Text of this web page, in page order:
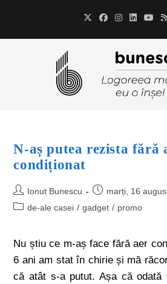
N-aș putea rezista fără
condiționat
Ionut Bunescu
marți, 16
de-ale casei / gadget / promo
Nu știu ce m-aș face fără aer
6 ani am stat în chirie și mă
că atât s-a putut. Așa că odată